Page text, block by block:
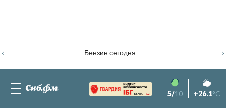
Бензин сегодня
‹ ›
82.76% -1.2 5/10 +26.1°C